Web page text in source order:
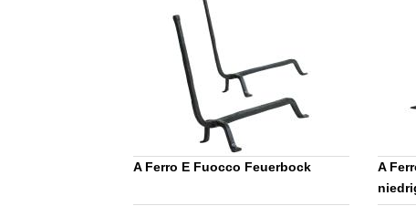
A Ferro E Fuocco Feuerbock
A